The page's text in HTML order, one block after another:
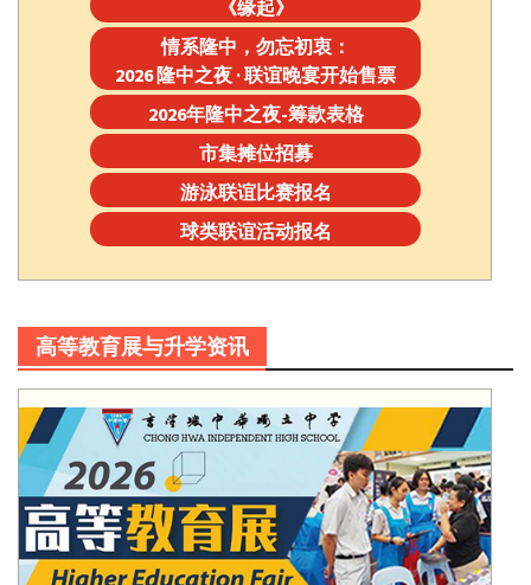
《缘起》
情系隆中，勿忘初衷：
2026 隆中之夜 · 联谊晚宴开始售票
2026年隆中之夜-筹款表格
市集摊位招募
游泳联谊比赛报名
球类联谊活动报名
高等教育展与升学资讯